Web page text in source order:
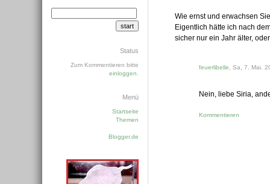
Wie ernst und erwachsen
Eigentlich hätte ich nach
sicher nur ein Jahr älter,
feuerlibelle , Sa, 7. Mai.
Nein, liebe Siria,
Kommentieren
Status
Zum Kommentieren bitte
einloggen
Menü
Startseite
Themen
Blogger.de